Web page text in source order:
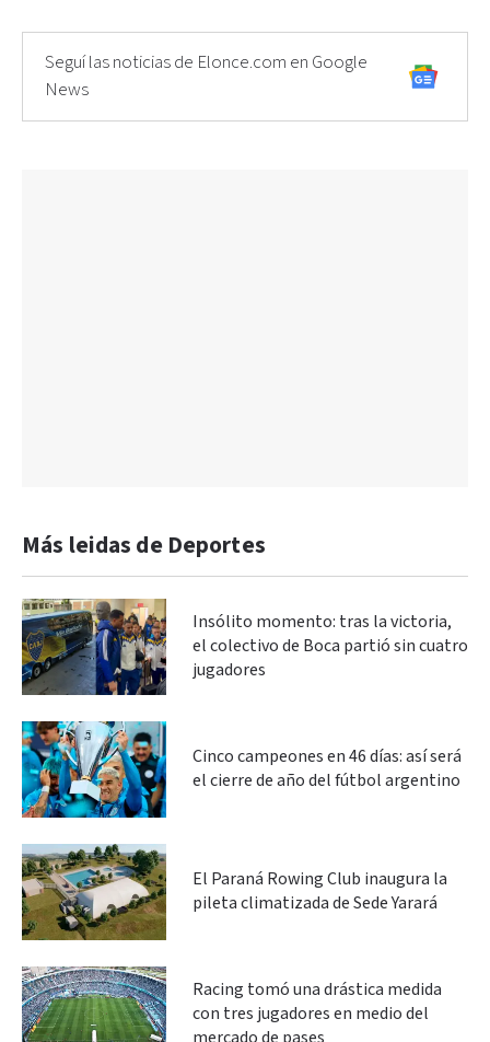
Seguí las noticias de Elonce.com en Google
News
Más leidas de Deportes
Insólito momento: tras la victoria,
el colectivo de Boca partió sin cuatro
jugadores
Cinco campeones en 46 días: así será
el cierre de año del fútbol argentino
El Paraná Rowing Club inaugura la
pileta climatizada de Sede Yarará
Racing tomó una drástica medida
con tres jugadores en medio del